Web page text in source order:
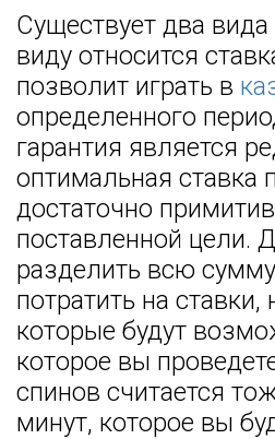
Существует два
виду относится
позволит играть в
определенного
гарантия является
оптимальная ставка
достаточно
поставленной цели.
разделить всю
потратить на
которые будут
которое вы
спинов считается
минут, которое вы